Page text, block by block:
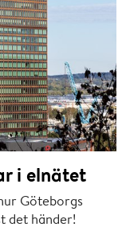
i elnätet
Göteborgs
det händer!